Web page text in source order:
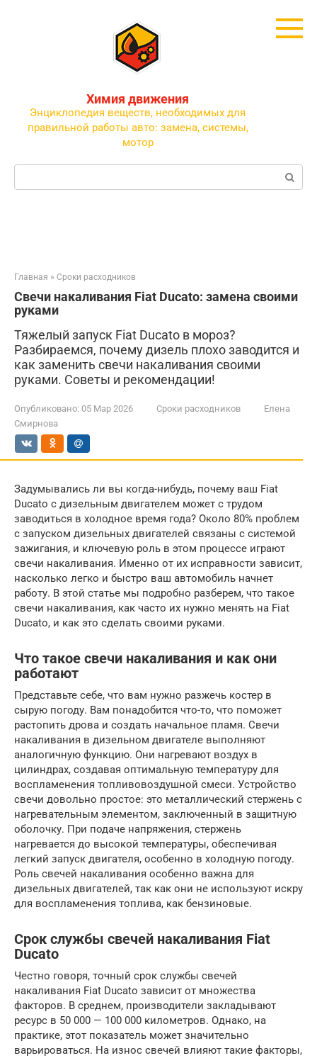
Химия движения
Энциклопедия веществ, необходимых для
правильной работы авто: замена, системы,
мотор
Поиск:
Главная » Сроки расходников
Свечи накаливания Fiat Ducato: замена своими
руками
Тяжелый запуск Fiat Ducato в мороз?
Разбираемся, почему дизель плохо заводится и
как заменить свечи накаливания своими
руками. Советы и рекомендации!
Опубликовано: 05 Мар 2026 Сроки расходников
Елена
Смирнова
Задумывались ли вы когда-нибудь, почему ваш Fiat
Ducato с дизельным двигателем может с трудом
заводиться в холодное время года? Около 80% проблем
с запуском дизельных двигателей связаны с системой
зажигания, и ключевую роль в этом процессе играют
свечи накаливания. Именно от их исправности зависит,
насколько легко и быстро ваш автомобиль начнет
работу. В этой статье мы подробно разберем, что такое
свечи накаливания, как часто их нужно менять на Fiat
Ducato, и как это сделать своими руками.
Что такое свечи накаливания и как они
работают
Представьте себе, что вам нужно разжечь костер в
сырую погоду. Вам понадобится что-то, что поможет
растопить дрова и создать начальное пламя. Свечи
накаливания в дизельном двигателе выполняют
аналогичную функцию. Они нагревают воздух в
цилиндрах, создавая оптимальную температуру для
воспламенения топливовоздушной смеси. Устройство
свечи довольно простое: это металлический стержень с
нагревательным элементом, заключенный в защитную
оболочку. При подаче напряжения, стержень
нагревается до высокой температуры, обеспечивая
легкий запуск двигателя, особенно в холодную погоду.
Роль свечей накаливания особенно важна для
дизельных двигателей, так как они не используют искру
для воспламенения топлива, как бензиновые.
Срок службы свечей накаливания Fiat
Ducato
Честно говоря, точный срок службы свечей
накаливания Fiat Ducato зависит от множества
факторов. В среднем, производители закладывают
ресурс в 50 000 — 100 000 километров. Однако, на
практике, этот показатель может значительно
варьироваться. На износ свечей влияют такие факторы,